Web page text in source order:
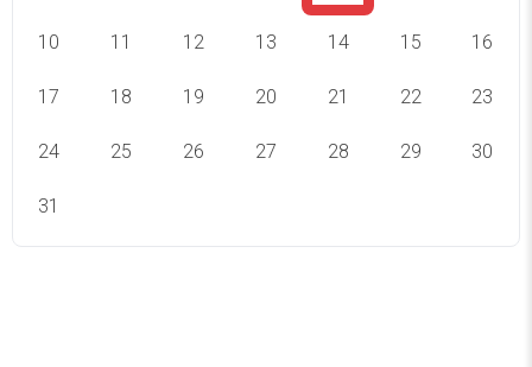
10 11 12 13 14 15 16
17 18 19 20 21 22 23
24 25 26 27 28 29 30
31